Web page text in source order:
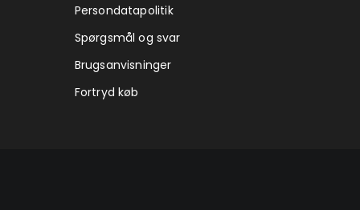
Persondatapolitik
Spørgsmål og svar
Brugsanvisninger
Fortryd køb